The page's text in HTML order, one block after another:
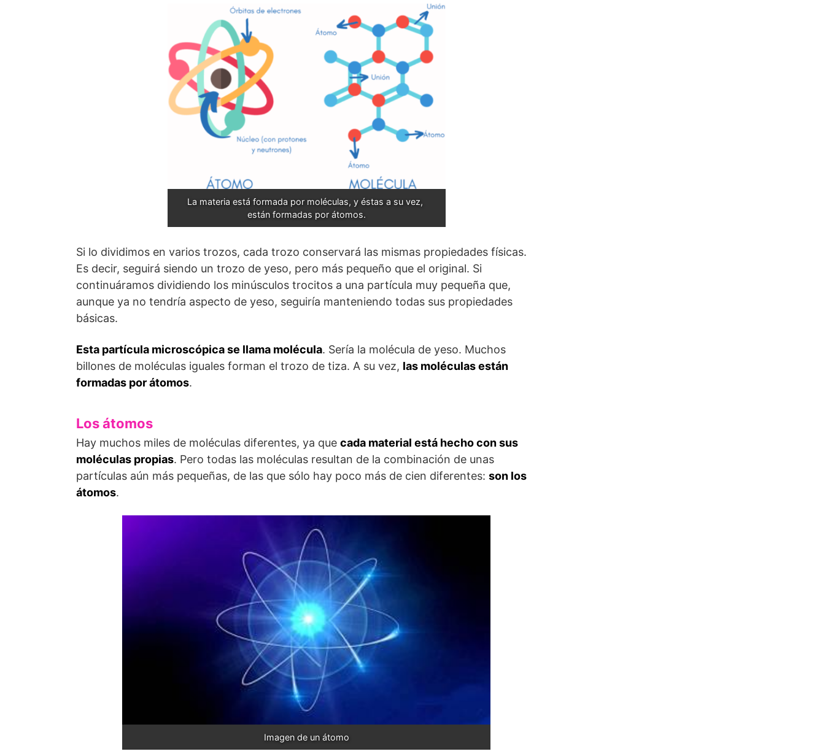
La materia está formada por moléculas, y éstas a su vez,
están formadas por átomos.
Si lo dividimos en varios trozos, cada trozo conservará las mismas propiedades físicas.
Es decir, seguirá siendo un trozo de yeso, pero más pequeño que el original. Si
continuáramos dividiendo los minúsculos trocitos a una partícula muy pequeña que,
aunque ya no tendría aspecto de yeso, seguiría manteniendo todas sus propiedades
básicas.
Esta partícula microscópica se llama molécula. Sería la molécula de yeso. Muchos
billones de moléculas iguales forman el trozo de tiza. A su vez, las moléculas están
formadas por átomos.
Los átomos
Hay muchos miles de moléculas diferentes, ya que cada material está hecho con sus
moléculas propias. Pero todas las moléculas resultan de la combinación de unas
partículas aún más pequeñas, de las que sólo hay poco más de cien diferentes: son los
átomos.
Imagen de un átomo